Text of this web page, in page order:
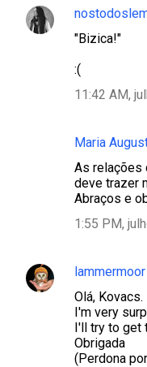
"Bizica!"
:(
11:42 AM,
Maria
As relações
deve trazer
Abraços e
1:55 PM,
lammermoor
Olá, Kovacs.
I'm very
I'll try to get
Obrigada
(Perdona